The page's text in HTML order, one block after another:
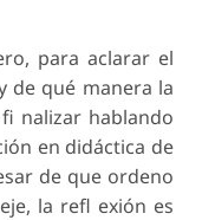
para aclarar el
de qué manera la
nalizar hablando
en didáctica de
de que ordeno
la refl exión es